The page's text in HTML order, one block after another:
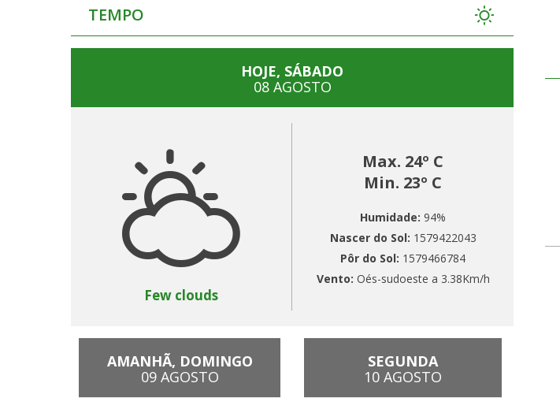
TEMPO
HOJE, SÁBADO
08 AGOSTO
Few clouds
Max. 24º C
Min. 23º C
Humidade: 94%
Nascer do Sol: 1579422043
Pôr do Sol: 1579466784
Vento: Oés-sudoeste a 3.38Km/h
AMANHÃ, DOMINGO
09 AGOSTO
SEGUNDA
10 AGOSTO